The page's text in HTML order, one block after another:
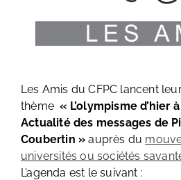
Les Amis du CFPC lancent
thème« L’olympisme d’hier
Actualité des messages de
Coubertin » auprès du
universités ou sociétés
L’agenda est le suivant :